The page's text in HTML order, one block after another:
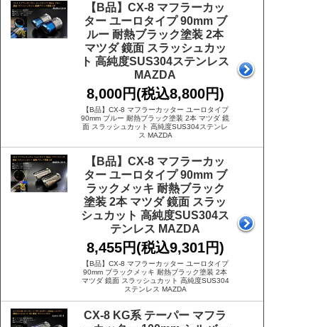
【B品】CX-8 マフラーカッ
ター ユーロタイプ 90mm ブ
ルー 耐熱ブラック塗装 2本
マツダ 鏡面 スラッシュカッ
ト 高純度SUS304ステンレス
MAZDA
8,000円(税込8,800円)
【B品】CX-8 マフラーカッター ユーロタイプ
90mm ブルー 耐熱ブラック塗装 2本 マツダ 鏡
面 スラッシュカット 高純度SUS304ステンレ
ス MAZDA
【B品】CX-8 マフラーカッ
ター ユーロタイプ 90mm ブ
ラックメッキ 耐熱ブラック
塗装 2本 マツダ 鏡面 スラッ
シュカット 高純度SUS304ス
テンレス MAZDA
8,455円(税込9,301円)
【B品】CX-8 マフラーカッター ユーロタイプ
90mm ブラックメッキ 耐熱ブラック塗装 2本
マツダ 鏡面 スラッシュカット 高純度SUS304
ステンレス MAZDA
CX-8 KG系 テーパー マフラ